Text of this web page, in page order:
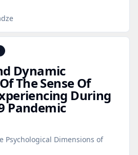
Dynamic
The Sense Of
During
Pandemic
Psychological Dimensions of